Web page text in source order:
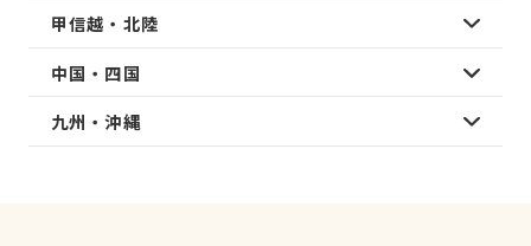
甲信越・北陸
中国・四国
九州・沖縄